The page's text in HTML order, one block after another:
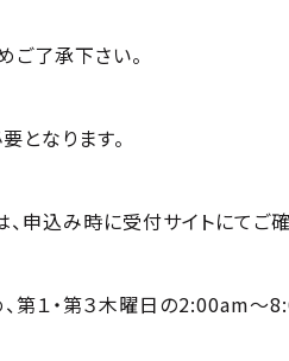
ご了承下さい。
となります。
申込み時に受付サイトにてご
第１・第３木曜日の2:00am